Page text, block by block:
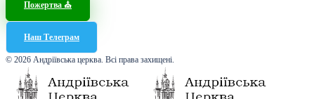
Пожертва ⛪️
Наш Телеграм
© 2026 Андріївська церква. Всі права захищені.